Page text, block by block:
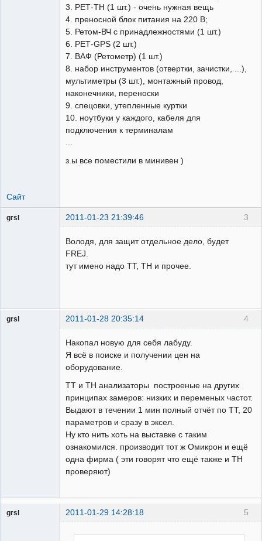
3. РЕТ-ТН (1 шт.) - очень нужная вещь
4. преносной блок питания на 220 В;
5. Ретом-ВЧ с принадлежностями (1 шт.)
6. РЕТ-GPS (2 шт.)
7. ВАФ (Ретометр) (1 шт.)
8. набор инструментов (отвертки, зачистки, ...),
мультиметры (3 шт.), монтажный провод,
наконечники, переноски
9. спецовки, утепленные куртки
10. ноутбуки у каждого, кабеля для
подключения к терминалам
з.ы все поместили в минивен )
Сайт
3
grsl 2011-01-23 21:39:46
Володя, для защит отдельное дело, будет
FREJ.
тут имено надо ТТ, ТН и прочее.
4
grsl 2011-01-28 20:35:14
Накопал новую для себя лабуду.
Я всё в поиске и получении цен на
оборудование.
ТТ и ТН анализаторы построеные на других
принципах замеров: низких и переменых частот.
Выдают в течении 1 мин полный отчёт по ТТ, 20
параметров и сразу в эксел.
Ну кто нить хоть на выставке с таким
ознакомился. производит тот ж Омикрон и ещё
одна фирма ( эти говорят что ещё также и ТН
проверяют)
5
grsl 2011-01-29 14:28:18